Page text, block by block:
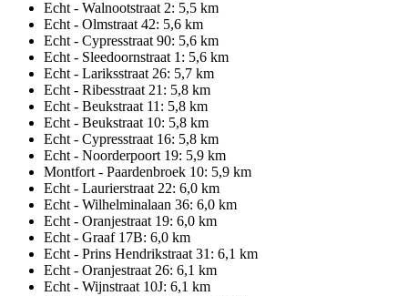
Echt - Walnootstraat 2: 5,5 km
Echt - Olmstraat 42: 5,6 km
Echt - Cypresstraat 90: 5,6 km
Echt - Sleedoornstraat 1: 5,6 km
Echt - Lariksstraat 26: 5,7 km
Echt - Ribesstraat 21: 5,8 km
Echt - Beukstraat 11: 5,8 km
Echt - Beukstraat 10: 5,8 km
Echt - Cypresstraat 16: 5,8 km
Echt - Noorderpoort 19: 5,9 km
Montfort - Paardenbroek 10: 5,9 km
Echt - Laurierstraat 22: 6,0 km
Echt - Wilhelminalaan 36: 6,0 km
Echt - Oranjestraat 19: 6,0 km
Echt - Graaf 17B: 6,0 km
Echt - Prins Hendrikstraat 31: 6,1 km
Echt - Oranjestraat 26: 6,1 km
Echt - Wijnstraat 10J: 6,1 km